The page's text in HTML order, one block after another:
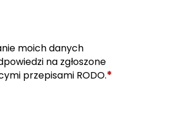
moich danych
na zgłoszone
przepisami RODO.*